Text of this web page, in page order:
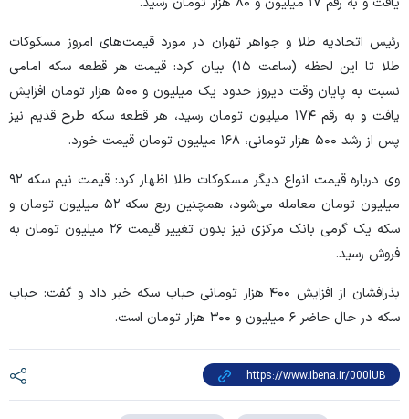
رئیس اتحادیه طلا و جواهر تهران در مورد قیمت‌های امروز مسکوکات
طلا تا این لحظه (ساعت ۱۵) بیان کرد: قیمت هر قطعه سکه امامی
نسبت به پایان وقت دیروز حدود یک میلیون و ۵۰۰ هزار تومان افزایش
یافت و به رقم ۱۷۴ میلیون تومان رسید، هر قطعه سکه طرح قدیم نیز
پس از رشد ۵۰۰ هزار تومانی، ۱۶۸ میلیون تومان قیمت خورد.
وی درباره قیمت انواع دیگر مسکوکات طلا اظهار کرد: قیمت نیم سکه ۹۲
میلیون تومان معامله می‌شود، همچنین ربع سکه ۵۲ میلیون تومان و
سکه یک گرمی بانک مرکزی نیز بدون تغییر قیمت ۲۶ میلیون تومان به
فروش رسید.
بذرافشان از افزایش ۴۰۰ هزار تومانی حباب سکه خبر داد و گفت: حباب
سکه در حال حاضر ۶ میلیون و ۳۰۰ هزار تومان است.